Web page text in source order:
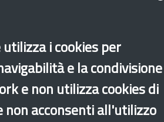
i cookies per
e la condivisione
e non utilizza cookies di
non acconsenti all'utilizzo